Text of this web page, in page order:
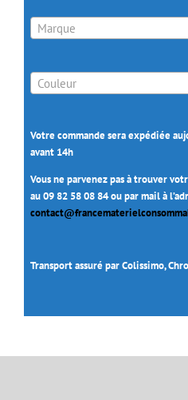
Marque
Couleur
Votre commande sera expédiée
avant 14h
Vous ne parvenez pas à trouver
au 09 82 58 08 84 ou par mail à
Transport assuré par Colissimo,